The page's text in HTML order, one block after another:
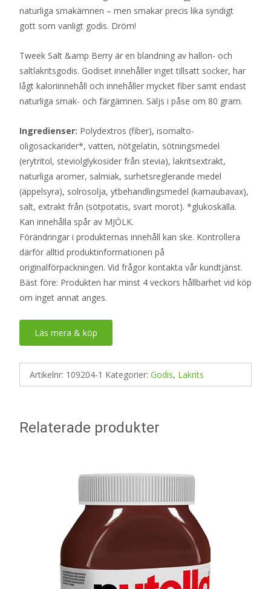
naturliga smakämnen – men smakar precis lika syndigt
gott som vanligt godis. Dröm!
Tweek Salt &amp Berry är en blandning av hallon- och
saltlakritsgodis. Godiset innehåller inget tillsatt socker, har
lågt kaloriinnehåll och innehåller mycket fiber samt endast
naturliga smak- och färgämnen. Säljs i påse om 80 gram.
Ingredienser: Polydextros (fiber), isomalto-
oligosackarider*, vatten, nötgelatin, sötningsmedel
(erytritol, steviolglykosider från stevia), lakritsextrakt,
naturliga aromer, salmiak, surhetsreglerande medel
(äppelsyra), solrosolja, ytbehandlingsmedel (karnaubavax),
salt, extrakt från (sötpotatis, svart morot). *glukoskälla.
Kan innehålla spår av MJÖLK.
Förändringar i produkternas innehåll kan ske. Kontrollera
därför alltid produktinformationen på
originalförpackningen. Vid frågor kontakta vår kundtjänst.
Bäst före: Produkten har minst 4 veckors hållbarhet vid köp
om inget annat anges.
Läs mera & köp
Artikelnr: 109204-1 Kategorier: Godis, Lakrits
Relaterade produkter